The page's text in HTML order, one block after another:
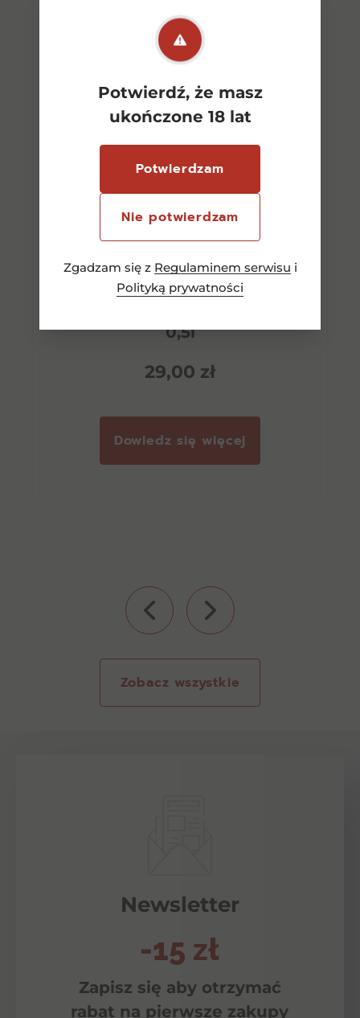
Potwierdź, że masz
ukończone 18 lat
Potwierdzam
Nie potwierdzam
Zgadzam się z Regulaminem serwisu i
Polityką prywatności
0,5l
29,00 zł
Dowiedz się więcej
Zobacz wszystkie
Newsletter
-15 zł
Zapisz się aby otrzymać
rabat na pierwsze zakupy